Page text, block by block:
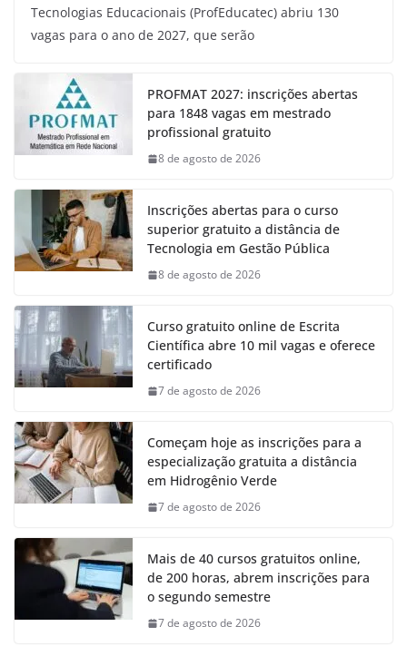
Tecnologias Educacionais (ProfEducatec) abriu 130
vagas para o ano de 2027, que serão
PROFMAT 2027: inscrições abertas
para 1848 vagas em mestrado
profissional gratuito
8 de agosto de 2026
Inscrições abertas para o curso
superior gratuito a distância de
Tecnologia em Gestão Pública
8 de agosto de 2026
Curso gratuito online de Escrita
Científica abre 10 mil vagas e oferece
certificado
7 de agosto de 2026
Começam hoje as inscrições para a
especialização gratuita a distância
em Hidrogênio Verde
7 de agosto de 2026
Mais de 40 cursos gratuitos online,
de 200 horas, abrem inscrições para
o segundo semestre
7 de agosto de 2026